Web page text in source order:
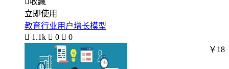
立即使用
教育行业用户增长模型
 1.1k  0  0
￥18